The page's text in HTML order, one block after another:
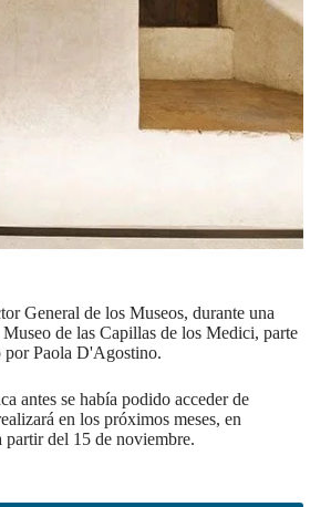
General de los Museos, durante una
de las Capillas de los Medici, parte
por Paola D'Agostino.
antes se había podido acceder de
en los próximos meses, en
del 15 de noviembre.